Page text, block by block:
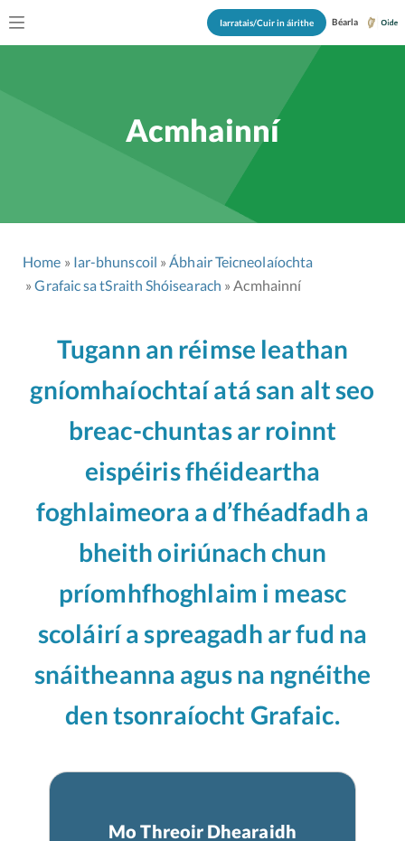
Iarratais/Cuir in áirithe Béarla
Acmhainní
Home Iar-bhunscoil
Ábhair Teicneolaíochta
Grafaic sa tSraith Shóisearach
Acmhainní
Tugann an réimse leathan
gníomhaíochtaí atá san alt seo
breac-chuntas ar roinnt
eispéiris fhéideartha
foghlaimeora a d’fhéadfadh a
bheith oiriúnach chun
príomhfhoghlaim i measc
scoláirí a spreagadh ar fud na
snáitheanna agus na ngnéithe
den tsonraíocht Grafaic.
Mo Threoir Dhearaidh